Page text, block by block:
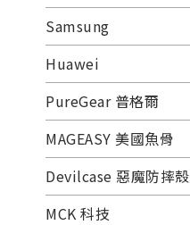
Samsung
Huawei
PureGear 普格爾
MAGEASY 美國魚骨
Devilcase 惡魔防摔殼
MCK 科技